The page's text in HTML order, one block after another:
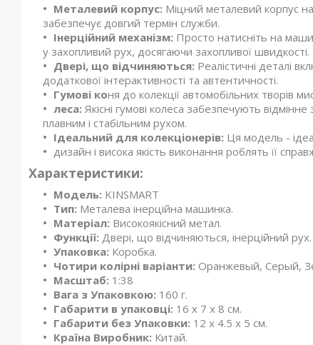
Металевий корпус: Міцний металевий корпус
забезпечує довгий термін служби.
Інерційний механізм: Просто натисніть на
у захопливий рух, досягаючи захопливої швидкості.
Двері, що відчиняються: Реалістичні деталі
додаткової інтерактивності та автентичності.
Гумові коня до колекції автомобільних творів
леса: Якісні гумові колеса забезпечують
плавним і стабільним рухом.
Ідеальний для колекціонерів: Ця модель -
дизайн і висока якість виконання роблять її
Характеристики:
Модель: KINSMART
Тип: Металева інерційна машинка.
Матеріал: Високоякісний метал.
Функції: Двері, що відчиняються, інерційний рух.
Упаковка: Коробка.
Чотири колірні варіанти: Оранжевый, Серый,
Масштаб: 1:38
Вага з Упаковкою: 160 г.
Габарити в упаковці: 16 x 7 x 8 см.
Габарити без Упаковки: 12 x 4.5 x 5 см.
Країна Виробник: Китай.